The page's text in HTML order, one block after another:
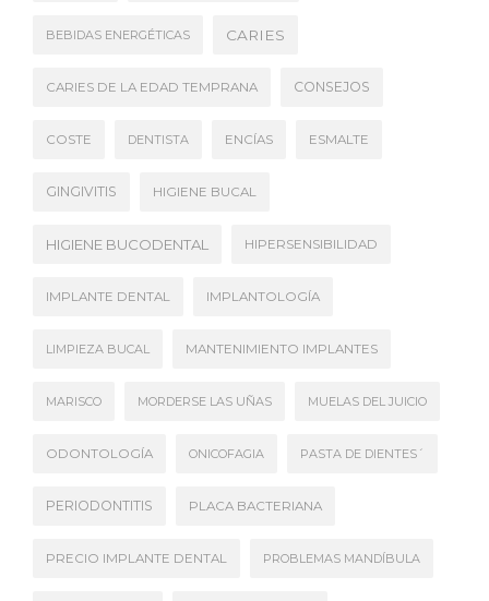
BEBIDAS ENERGÉTICAS CARIES
CARIES DE LA EDAD TEMPRANA CONSEJOS
COSTE DENTISTA ENCÍAS ESMALTE
GINGIVITIS HIGIENE BUCAL
HIGIENE BUCODENTAL HIPERSENSIBILIDAD
IMPLANTE DENTAL IMPLANTOLOGÍA
LIMPIEZA BUCAL MANTENIMIENTO IMPLANTES
MARISCO MORDERSE LAS UÑAS MUELAS DEL JUICIO
ODONTOLOGÍA ONICOFAGIA PASTA DE DIENTES´
PERIODONTITIS PLACA BACTERIANA
PRECIO IMPLANTE DENTAL PROBLEMAS MANDÍBULA